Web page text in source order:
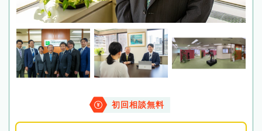
初回相談無料